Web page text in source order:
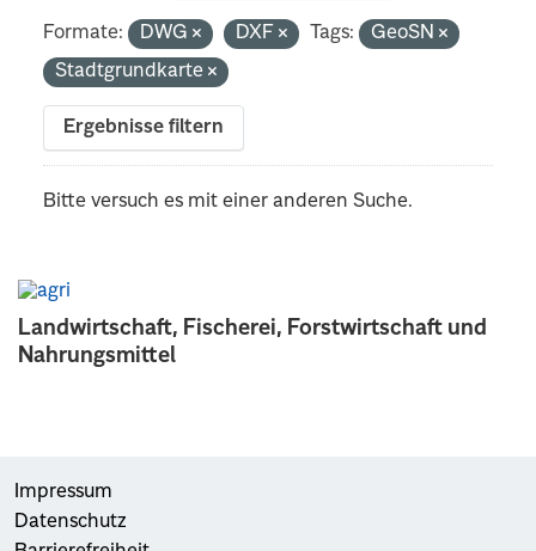
Landwirtschaft, Fischerei, Forstwirtschaft und
Nahrungsmittel
Formate: DWG DXF Tags:
GeoSN
Stadtgrundkarte
Ergebnisse filtern
Bitte versuch es mit einer anderen Suche.
Impressum
Datenschutz